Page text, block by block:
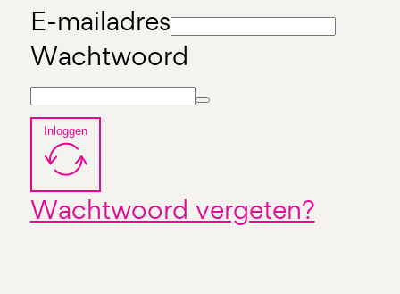
E-mailadres
Wachtwoord
Inloggen
Wachtwoord vergeten?